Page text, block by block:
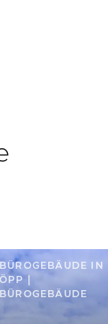
BÜROGEBÄUDE IN
ÖPP |
BÜROGEBÄUDE